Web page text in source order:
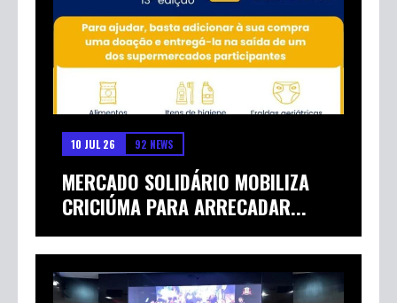
10 JUL 26 92 NEWS
MERCADO SOLIDÁRIO MOBILIZA
CRICIÚMA PARA ARRECADAR...